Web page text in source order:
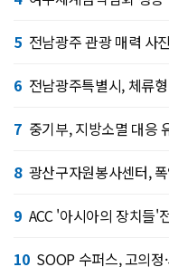
5 전남광주 관광 매력 사
6 전남광주특별시, 체류
7 중기부, 지방소멸 대응
8 광산구자원봉사센터,
9 ACC '아시아의 장치들'
10 SOOP 수퍼스, 고의